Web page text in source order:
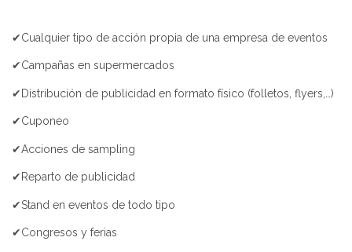
✔Cualquier tipo de acción propia de una empresa de eventos
✔Campañas en supermercados
✔Distribución de publicidad en formato físico (folletos, flyers,…)
✔Cuponeo
✔Acciones de sampling
✔Reparto de publicidad
✔Stand en eventos de todo tipo
✔Congresos y ferias